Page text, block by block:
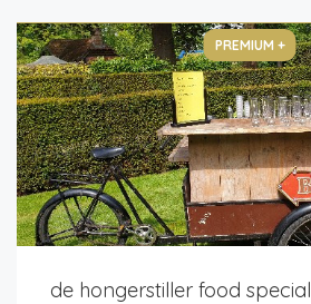
PREMIUM +
de hongerstiller food special